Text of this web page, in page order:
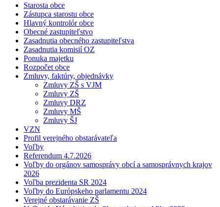
Starosta obce
Zástupca starostu obce
Hlavný kontrolór obce
Obecné zastupiteľstvo
Zasadnutia obecného zastupiteľstva
Zasadnutia komisií OZ
Ponuka majetku
Rozpočet obce
Zmluvy, faktúry, objednávky
Zmluvy ZŠ s VJM
Zmluvy ZŠ
Zmluvy DRZ
Zmluvy MŠ
Zmluvy ŠJ
VZN
Profil verejného obstarávateľa
Voľby
Referendum 4.7.2026
Voľby do orgánov samosprávy obcí a samosprávnych krajov
2026
Voľba prezidenta SR 2024
Voľby do Európskeho parlamentu 2024
Verejné obstarávanie ZŠ